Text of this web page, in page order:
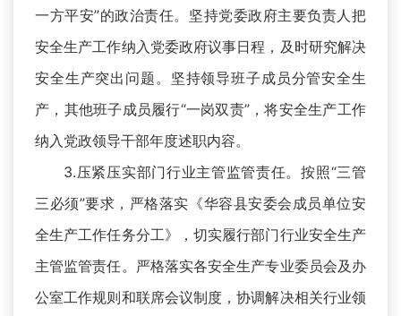
一方平安”的政治责任。坚持党委政府主要负责人把
安全生产工作纳入党委政府议事日程，及时研究解决
安全生产突出问题。坚持领导班子成员分管安全生
产，其他班子成员履行“一岗双责”，将安全生产工作
纳入党政领导干部年度述职内容。
3.压紧压实部门行业主管监管责任。按照“三管
三必须”要求，严格落实《华容县安委会成员单位安
全生产工作任务分工》，切实履行部门行业安全生产
主管监管责任。严格落实各安全生产专业委员会及办
公室工作规则和联席会议制度，协调解决相关行业领